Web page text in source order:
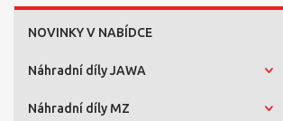
NOVINKY V NABÍDCE
Náhradní díly JAWA
Náhradní díly MZ